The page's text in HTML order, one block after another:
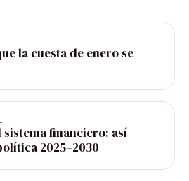
la cuesta de enero se
sistema financiero: así
2025–2030